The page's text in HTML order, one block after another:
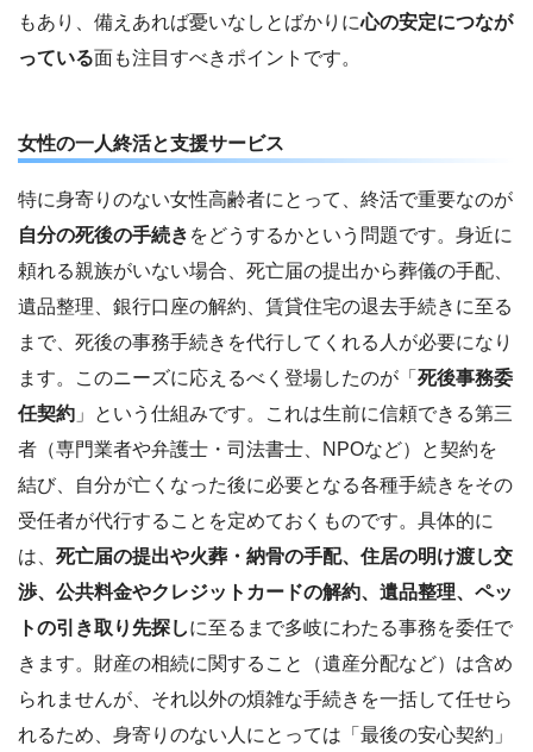
もあり、備えあれば憂いなしとばかりに心の安定につなが
っている面も注目すべきポイントです。
女性の一人終活と支援サービス
特に身寄りのない女性高齢者にとって、終活で重要なのが
自分の死後の手続き をどうするかという問題です。身近に
頼れる親族がいない場合、死亡届の提出から葬儀の手配、
遺品整理、銀行口座の解約、賃貸住宅の退去手続きに至る
まで、死後の事務手続きを代行してくれる人が必要になり
ます。このニーズに応えるべく登場したのが「 死後事務委
任契約 」という仕組みです。これは生前に信頼できる第三
者（専門業者や弁護士・司法書士、NPOなど）と契約を
結び、自分が亡くなった後に必要となる各種手続きをその
受任者が代行することを定めておくものです。具体的に
は、 死亡届の提出や火葬・納骨の手配、住居の明け渡し交
渉、公共料金やクレジットカードの解約、遺品整理、ペッ
トの引き取り先探しに至るまで多岐にわたる事務を委任で
きます。財産の相続に関すること（遺産分配など）は含め
られませんが、それ以外の煩雑な手続きを一括して任せら
れるため、身寄りのない人にとっては「最後の安心契約」